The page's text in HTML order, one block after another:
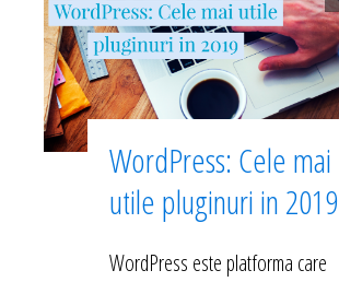
WordPress: Cele mai
utile pluginuri in 2019
WordPress este platforma care